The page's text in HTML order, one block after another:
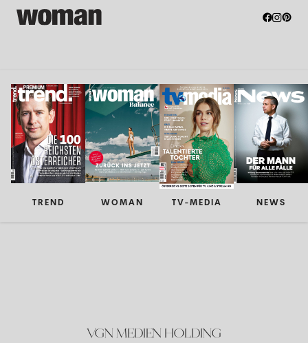
TREND WOMAN TV-MEDIA NEWS
VGN MEDIEN HOLDING